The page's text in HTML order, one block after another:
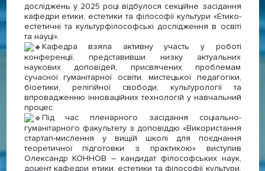
досліджень у 2025 році відбулося секційне засідання
кафедри етики, естетики та філософії культури «Етико-
естетичні та культурфілософські дослідження в освіті
та науці».
Кафедра взяла активну участь у роботі
конференції, представивши низку актуальних
наукових доповідей, присвячених проблемам
сучасної гуманітарної освіти, мистецької педагогіки,
біоетики, релігійної свободи, культурології та
впровадженню інноваційних технологій у навчальний
процес.
Під час пленарного засідання соціально-
гуманітарного факультету з доповіддю «Використання
стартап-мислення у вищій школі для поєднання
теоретичної підготовки з практикою» виступив
Олександр КОННОВ – кандидат філософських наук,
доцент кафедри етики, естетики та філософії культури.